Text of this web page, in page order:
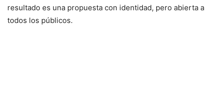
resultado es una propuesta con identidad, pero abierta a
todos los públicos.